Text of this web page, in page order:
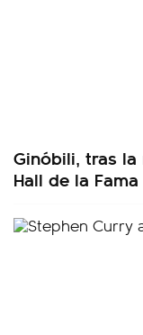
Ginóbili, tras
Hall de la